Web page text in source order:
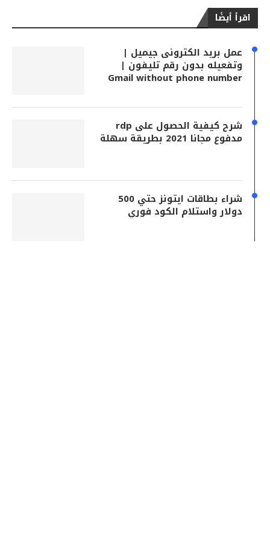
اقرأ أيضًا
عمل بريد الكترونى جيميل |
وتفعيله بدون رقم تليفون |
Gmail without phone number
شرح كيفية الحصول على rdp
مدفوع مجانا 2021 بطريقة سهلة
شراء بطاقات ايتونز حتي 500
دولار واستلام الكود فوري